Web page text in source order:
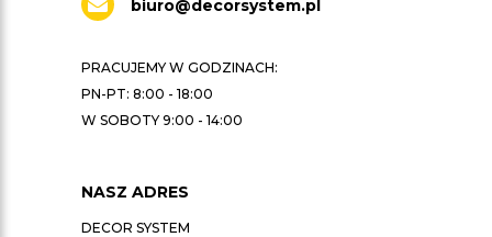
biuro@decorsystem.pl
PRACUJEMY W GODZINACH:
PN-PT: 8:00 - 18:00
W SOBOTY 9:00 - 14:00
NASZ ADRES
DECOR SYSTEM